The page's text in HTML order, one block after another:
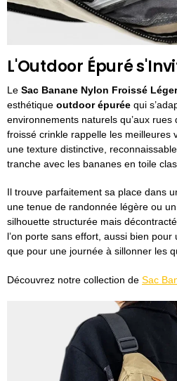
L'Outdoor Épuré
Le Sac Banane Nylon Froissé
esthétique outdoor épurée qui
environnements naturels qu’aux
froissé crinkle rappelle les meilleures
une texture distinctive,
tranche avec les bananes en toile
Il trouve parfaitement sa place dans
une tenue de randonnée légère ou
silhouette structurée mais
l’on porte sans effort, aussi bien
que pour une journée à sillonner les
Découvrez notre collection de Sac